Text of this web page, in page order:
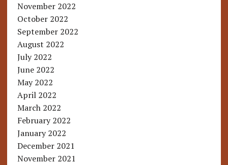
November 2022
October 2022
September 2022
August 2022
July 2022
June 2022
May 2022
April 2022
March 2022
February 2022
January 2022
December 2021
November 2021